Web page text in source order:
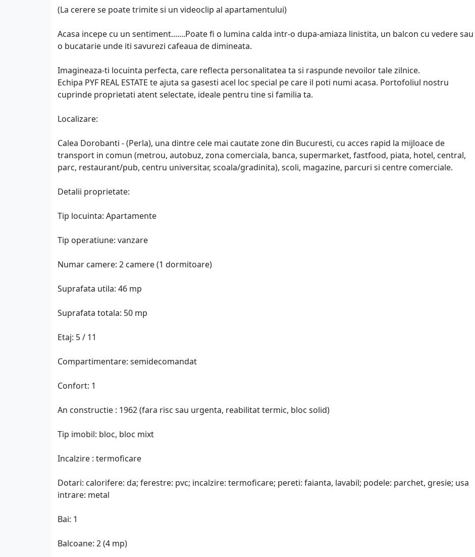
(La cerere se poate trimite si un videoclip al apartamentului)
Acasa incepe cu un sentiment.......Poate fi o lumina calda intr-o dupa-amiaza linistita, un balcon cu vedere sau
o bucatarie unde iti savurezi cafeaua de dimineata.
Imagineaza-ti locuinta perfecta, care reflecta personalitatea ta si raspunde nevoilor tale zilnice.
Echipa PYF REAL ESTATE te ajuta sa gasesti acel loc special pe care il poti numi acasa. Portofoliul nostru
cuprinde proprietati atent selectate, ideale pentru tine si familia ta.
Localizare:
Calea Dorobanti - (Perla), una dintre cele mai cautate zone din Bucuresti, cu acces rapid la mijloace de
transport in comun (metrou, autobuz, zona comerciala, banca, supermarket, fastfood, piata, hotel, central,
parc, restaurant/pub, centru universitar, scoala/gradinita), scoli, magazine, parcuri si centre comerciale.
Detalii proprietate:
Tip locuinta: Apartamente
Tip operatiune: vanzare
Numar camere: 2 camere (1 dormitoare)
Suprafata utila: 46 mp
Suprafata totala: 50 mp
Etaj: 5 / 11
Compartimentare: semidecomandat
Confort: 1
An constructie : 1962 (fara risc sau urgenta, reabilitat termic, bloc solid)
Tip imobil: bloc, bloc mixt
Incalzire : termoficare
Dotari: calorifere: da; ferestre: pvc; incalzire: termoficare; pereti: faianta, lavabil; podele: parchet, gresie; usa
intrare: metal
Bai: 1
Balcoane: 2 (4 mp)